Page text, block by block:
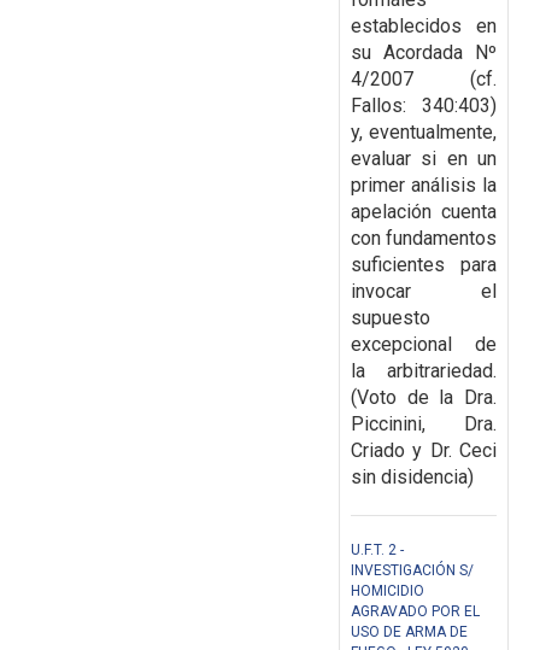
establecidos en
su Acordada Nº
4/2007 (cf.
Fallos: 340:403)
y, eventualmente,
evaluar si en un
primer análisis la
apelación cuenta
con fundamentos
suficientes para
invocar el
supuesto
excepcional de
la arbitrariedad.
(Voto de la Dra.
Piccinini, Dra.
Criado y Dr. Ceci
sin disidencia)
U.F.T. 2 -
INVESTIGACIÓN S/
HOMICIDIO
AGRAVADO POR EL
USO DE ARMA DE